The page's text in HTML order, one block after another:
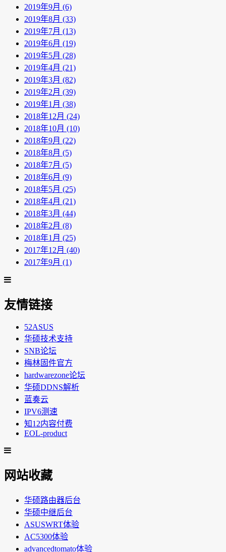
2019年9月 (6)
2019年8月 (33)
2019年7月 (13)
2019年6月 (19)
2019年5月 (28)
2019年4月 (21)
2019年3月 (82)
2019年2月 (39)
2019年1月 (38)
2018年12月 (24)
2018年10月 (10)
2018年9月 (22)
2018年8月 (5)
2018年7月 (5)
2018年6月 (9)
2018年5月 (25)
2018年4月 (21)
2018年3月 (44)
2018年2月 (8)
2018年1月 (25)
2017年12月 (40)
2017年9月 (1)
友情链接
52ASUS
华硕技术支持
SNB论坛
梅林固件官方
hardwarezone论坛
华硕DDNS解析
蓝奏云
IPV6测速
知12内容付费
EOL-product
网站收藏
华硕路由器后台
华硕中继后台
ASUSWRT体验
AC5300体验
advancedtomato体验